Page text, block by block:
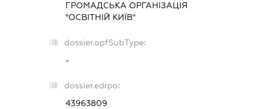
ГРОМАДСЬКА ОРГАНІЗАЦІЯ
"ОСВІТНІЙ КИЇВ"
dossier.opfSubType:
-
dossier.edrpo:
43963809